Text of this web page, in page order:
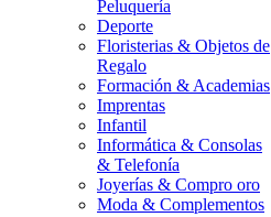
Peluquería
Deporte
Floristerias & Objetos de
Regalo
Formación & Academias
Imprentas
Infantil
Informática & Consolas
& Telefonía
Joyerías & Compro oro
Moda & Complementos